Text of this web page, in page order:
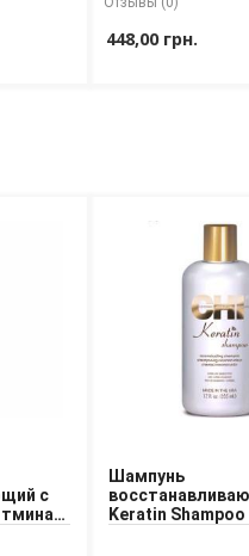
448,00 грн.
с
Шампунь
Keratin Shampoo